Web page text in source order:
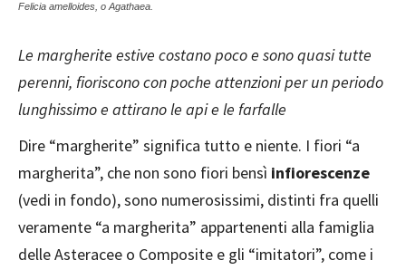
Felicia amelloides, o Agathaea.
Le margherite estive costano poco e sono quasi tutte
perenni, fioriscono con poche attenzioni per un periodo
lunghissimo e attirano le api e le farfalle
Dire “margherite” significa tutto e niente. I fiori “a
margherita”, che non sono fiori bensì infiorescenze
(vedi in fondo), sono numerosissimi, distinti fra quelli
veramente “a margherita” appartenenti alla famiglia
delle Asteracee o Composite e gli “imitatori”, come i